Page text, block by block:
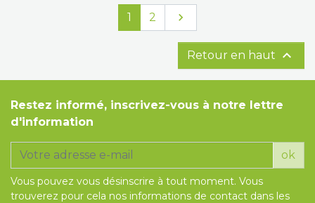
1 2 Suivant

Retour en haut 
Restez informé, inscrivez-vous à notre lettre
d'information
ok
Vous pouvez vous désinscrire à tout moment. Vous
trouverez pour cela nos informations de contact dans les